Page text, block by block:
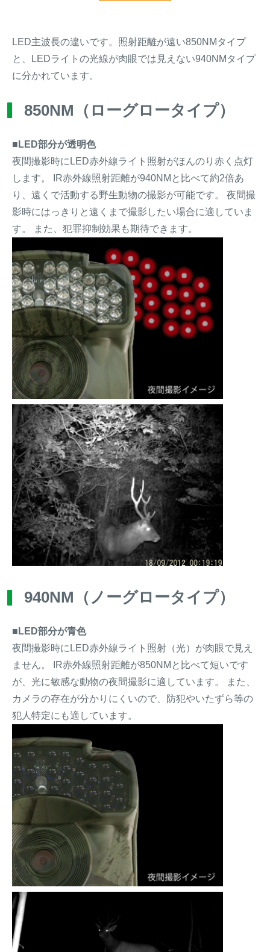
LED主波長の違いです。照射距離が遠い850NMタイプ
と、LEDライトの光線が肉眼では見えない940NMタイプ
に分かれています。
850NM（ローグロータイプ）
■LED部分が透明色
夜間撮影時にLED赤外線ライト照射がほんのり赤く点灯
します。 IR赤外線照射距離が940NMと比べて約2倍あ
り、遠くで活動する野生動物の撮影が可能です。 夜間撮
影時にはっきりと遠くまで撮影したい場合に適していま
す。 また、犯罪抑制効果も期待できます。
940NM（ノーグロータイプ）
■LED部分が青色
夜間撮影時にLED赤外線ライト照射（光）が肉眼で見え
ません。 IR赤外線照射距離が850NMと比べて短いです
が、光に敏感な動物の夜間撮影に適しています。 また、
カメラの存在が分かりにくいので、防犯やいたずら等の
犯人特定にも適しています。